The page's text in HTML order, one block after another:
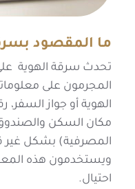
ما المقصود
تحدث سرقة الهوية
المجرمون على
الهوية أو جواز
مكان السكن والصندوق
المصرفية) بشكل غير
ويستخدمون هذه
احتيال.